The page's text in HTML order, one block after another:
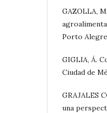
GAZOLLA,
Porto
GIGLIA, Á.
Ciudad de
GRAJALES
una